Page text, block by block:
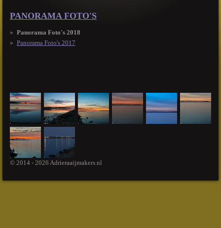
PANORAMA FOTO'S
Panorama Foto's 2018
Panorama Foto's 2017
© 2014 - 2026 Adrieraaijmakers.nl